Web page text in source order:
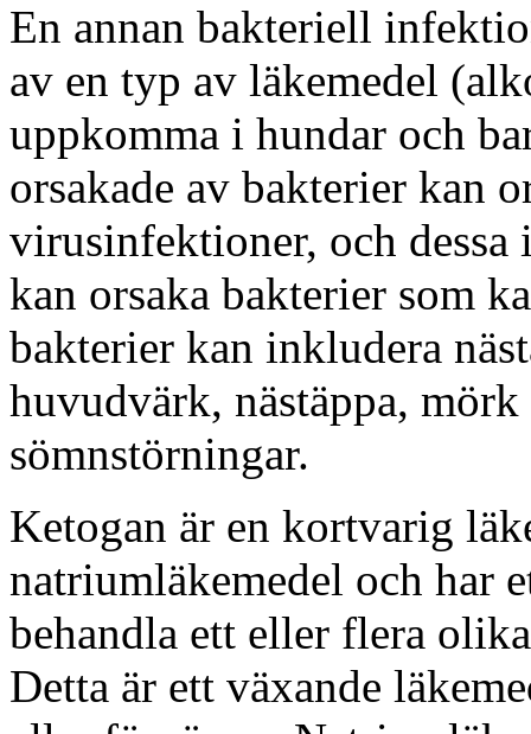
En annan bakteriell
av en typ av läkemedel
uppkomma i hundar och
orsakade av bakterier kan
virusinfektioner, och
kan orsaka bakterier som
bakterier kan inkludera
huvudvärk, nästäppa,
sömnstörningar.
Ketogan är en kortvarig
natriumläkemedel och har
behandla ett eller flera
Detta är ett växande